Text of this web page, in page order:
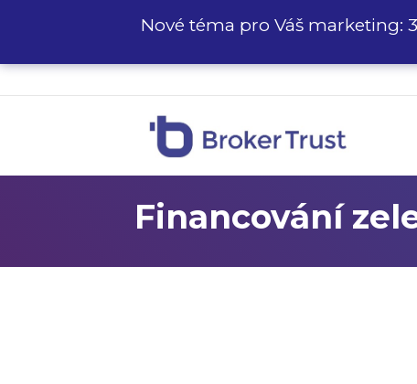
Financování
Nové téma pro Váš marketing: